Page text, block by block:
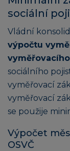
sociální
Vládní
výpočtu
sociálního
vyměřovací
vyměřovací
se použije
Výpočet
OSVČ